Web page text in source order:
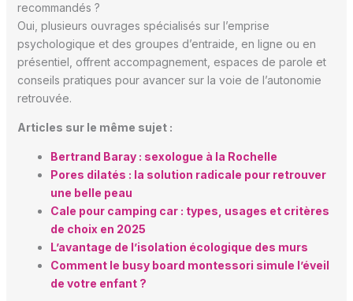
recommandés ?
Oui, plusieurs ouvrages spécialisés sur l’emprise
psychologique et des groupes d’entraide, en ligne ou en
présentiel, offrent accompagnement, espaces de parole et
conseils pratiques pour avancer sur la voie de l’autonomie
retrouvée.
Articles sur le même sujet :
Bertrand Baray : sexologue à la Rochelle
Pores dilatés : la solution radicale pour retrouver
une belle peau
Cale pour camping car : types, usages et critères
de choix en 2025
L’avantage de l’isolation écologique des murs
Comment le busy board montessori simule l’éveil
de votre enfant ?